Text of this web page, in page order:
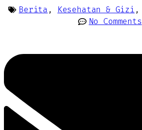
Berita , Kesehatan & Gizi ,
No Comments